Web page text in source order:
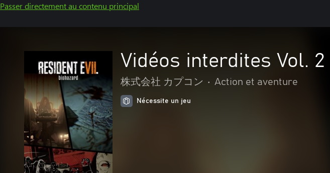
Passer directement au contenu principal
Vidéos interdites Vol. 2
株式会社 カプコン • Action et aventure
Nécessite un jeu